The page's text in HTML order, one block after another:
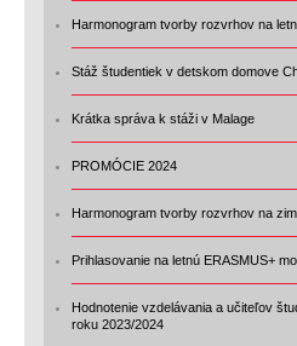
Harmonogram tvorby rozvrhov na
Stáž študentiek v detskom domove
Krátka správa k stáži v Malage
PROMÓCIE 2024
Harmonogram tvorby rozvrhov na
Prihlasovanie na letnú ERASMUS+
Hodnotenie vzdelávania a učiteľov
roku 2023/2024